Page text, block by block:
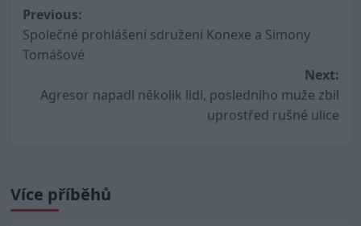
Post
navigation
Previous:
Společné prohlášení sdružení Konexe a Simony
Tomášové
Next:
Agresor napadl několik lidí, posledního muže zbil
uprostřed rušné ulice
Více příběhů